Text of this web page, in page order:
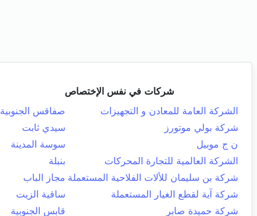
شركات في نفس الإختصاص
الشركة العامة للمعادن و التجهيزات
صفاقس الجنوبية
شركة بولي موتورز
سيدي ثابت
ن ج موبيل
سوسة المدينة
الشركة العالمية للتجارة المحركات
بنبلة
شركة بن سليمان للألات الفلاحية المستعملة مجاز الباب
شركة آية لقطع الغيار المستعملة
ساقية الزيت
شركة حميدة صابر
قابس الجنوبية